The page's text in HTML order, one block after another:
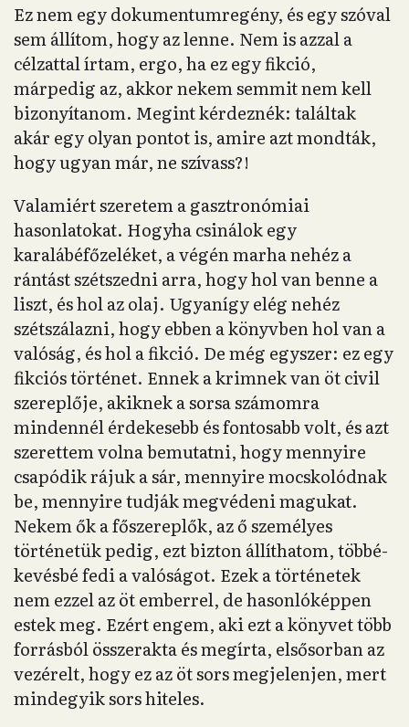
Ez nem egy dokumentumregény, és egy szóval
sem állítom, hogy az lenne. Nem is azzal a
célzattal írtam, ergo, ha ez egy fikció,
márpedig az, akkor nekem semmit nem kell
bizonyítanom. Megint kérdeznék: találtak
akár egy olyan pontot is, amire azt mondták,
hogy ugyan már, ne szívass?!
Valamiért szeretem a gasztronómiai
hasonlatokat. Hogyha csinálok egy
karalábéfőzeléket, a végén marha nehéz a
rántást szétszedni arra, hogy hol van benne a
liszt, és hol az olaj. Ugyanígy elég nehéz
szétszálazni, hogy ebben a könyvben hol van a
valóság, és hol a fikció. De még egyszer: ez egy
fikciós történet. Ennek a krimnek van öt civil
szereplője, akiknek a sorsa számomra
mindennél érdekesebb és fontosabb volt, és azt
szerettem volna bemutatni, hogy mennyire
csapódik rájuk a sár, mennyire mocskolódnak
be, mennyire tudják megvédeni magukat.
Nekem ők a főszereplők, az ő személyes
történetük pedig, ezt bizton állíthatom, többé-
kevésbé fedi a valóságot. Ezek a történetek
nem ezzel az öt emberrel, de hasonlóképpen
estek meg. Ezért engem, aki ezt a könyvet több
forrásból összerakta és megírta, elsősorban az
vezérelt, hogy ez az öt sors megjelenjen, mert
mindegyik sors hiteles.